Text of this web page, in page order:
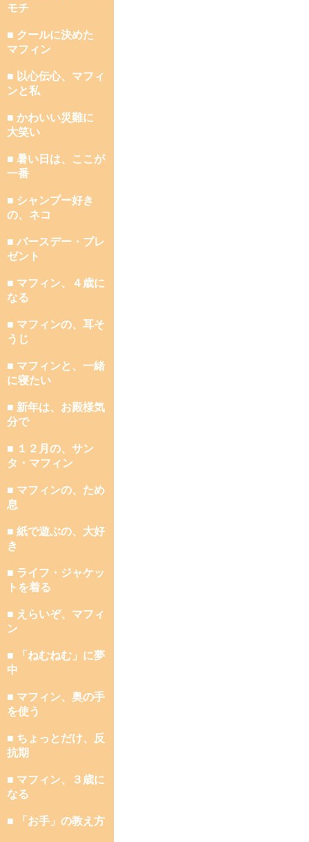
モチ
■ クールに決めた
マフィン
■ 以心伝心、マフィ
ンと私
■ かわいい災難に
大笑い
■ 暑い日は、ここが
一番
■ シャンプー好き
の、ネコ
■ バースデー・プレ
ゼント
■ マフィン、４歳に
なる
■ マフィンの、耳そ
うじ
■ マフィンと、一緒
に寝たい
■ 新年は、お殿様気
分で
■ １２月の、サン
タ・マフィン
■ マフィンの、ため
息
■ 紙で遊ぶの、大好
き
■ ライフ・ジャケッ
トを着る
■ えらいぞ、マフィ
ン
■ 「ねむねむ」に夢
中
■ マフィン、奥の手
を使う
■ ちょっとだけ、反
抗期
■ マフィン、３歳に
なる
■ 「お手」の教え方